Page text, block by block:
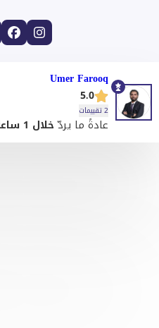
Umer Farooq
5.0
2 تقييمات
عادةً ما يردّخلال 1 ساعة